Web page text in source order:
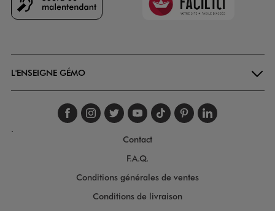
L'ENSEIGNE GÉMO
Suivez-nous sur
Suivez-nous sur
Suivez-nous sur
Suivez-nous
Suivez-nous
Suivez-
.
Contact
F.A.Q.
Conditions générales de ventes
Conditions de livraison